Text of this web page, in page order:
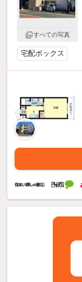
すべての写真
宅配ボックス